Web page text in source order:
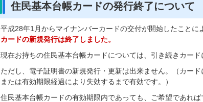
住民基本台帳カードの発行終了について
平成28年1月からマイナンバーカードの交付が開始したことに
カードの新規発行は終了しました。
現在お持ちの住民基本台帳カードについては、引き続きカー
ただし、電子証明書の新規発行・更新は出来ません。（カー
または有効期限経過により失効するまで有効です。）
住民基本台帳カードの有効期限内であっても、ご希望であれ